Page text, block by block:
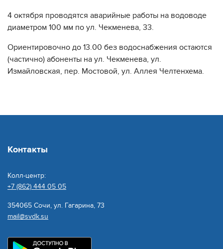
4 октября проводятся аварийные работы на водоводе
диаметром 100 мм по ул. Чекменева, 33.
Ориентировочно до 13.00 без водоснабжения остаются
(частично) абоненты на ул. Чекменева, ул.
Измайловская, пер. Мостовой, ул. Аллея Челтенхема.
Контакты
Колл-центр:
+7 (862) 444 05 05
354065 Сочи, ул. Гагарина, 73
mail@svdk.su